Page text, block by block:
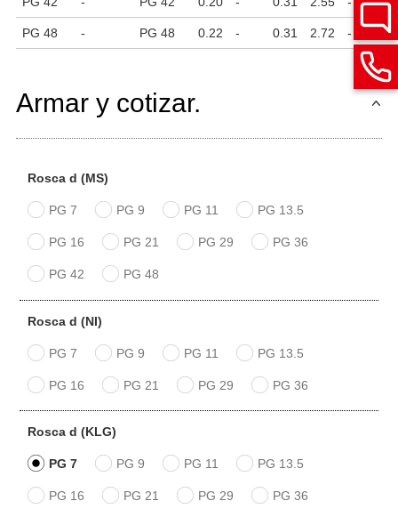
PG 48 - PG 48 0.22 - 0.31 2.72 -
Armar y cotizar.
Rosca d (MS)
PG 7 PG 9 PG 11 PG 13.5
PG 16 PG 21 PG 29 PG 36
PG 42 PG 48
Rosca d (NI)
PG 7 PG 9 PG 11 PG 13.5
PG 16 PG 21 PG 29 PG 36
Rosca d (KLG)
PG 7 PG 9 PG 11 PG 13.5
PG 16 PG 21 PG 29 PG 36